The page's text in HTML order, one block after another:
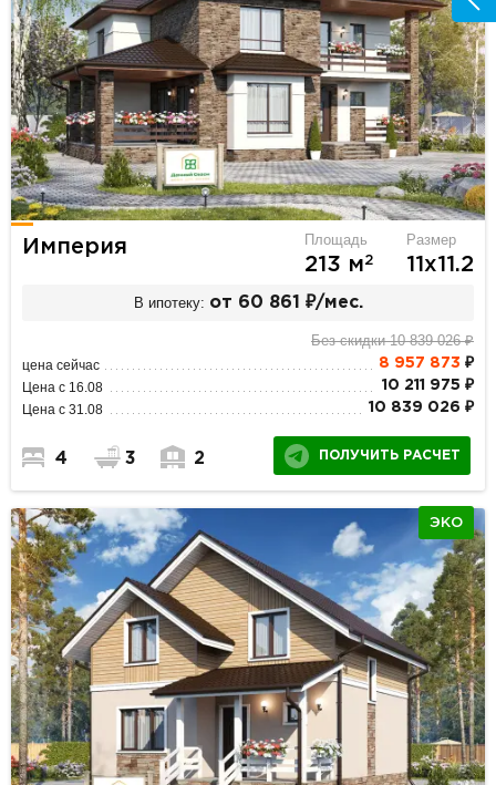
Империя Площадь
213 м2
Размер
11х11.2
В ипотеку: от 60 861 ₽/мес.
Без скидки 10 839 026 ₽
цена сейчас 8 957 873 ₽
Цена с 16.08 10 211 975 ₽
Цена с 31.08 10 839 026 ₽
4 3 2 ПОЛУЧИТЬ РАСЧЕТ
ЭКО